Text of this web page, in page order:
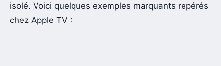
isolé. Voici quelques exemples marquants repérés
chez Apple TV :